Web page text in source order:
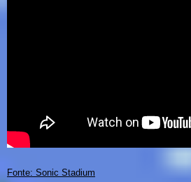
Fonte: Sonic Stadium